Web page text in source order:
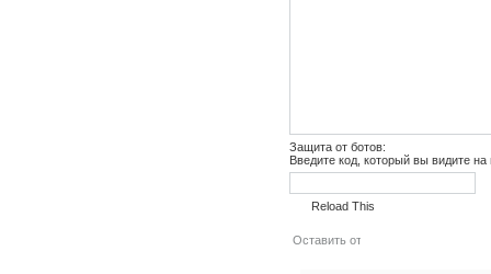
Защита от ботов:
Введите код, который вы видите
Reload This